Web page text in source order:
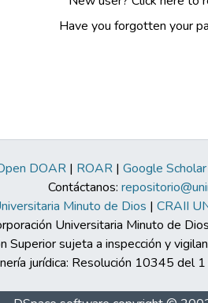
Have you forgotten your
DOAR| ROAR| Google Scholar
Contáctanos:
Minuto de Dios | CRAII
Universitaria Minuto de
Superior sujeta a inspección y
jurídica: Resolución 10345 del